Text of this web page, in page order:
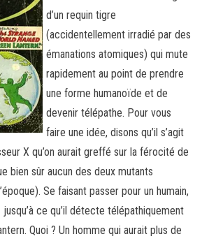
d’un requin tigre
(accidentellement irradié par des
émanations atomiques) qui mute
rapidement au point de prendre
une forme humanoïde et de
devenir télépathe. Pour vous
faire une idée, disons qu’il s’agit
X qu’on aurait greffé sur la férocité de
bien sûr aucun des deux mutants
Se faisant passer pour un humain,
ce qu’il détecte télépathiquement
Quoi ? Un homme qui aurait plus de